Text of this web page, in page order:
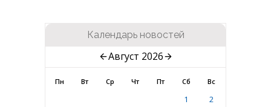
Календарь новостей
Август 2026
Пн Вт Ср Чт Пт Сб Вс
1
2